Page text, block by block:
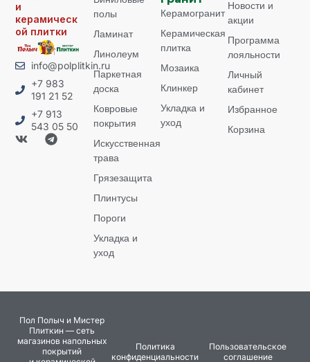
и
керамическ
ой плитки
info@polplitkin.ru
+7 983
191 21 52
+7 913
543 05 50
полы
Ламинат
Линолеум
Паркетная
доска
Ковровые
покрытия
Искусственная
трава
Грязезащита
Плинтусы
Пороги
Укладка и
уход
Керамогранит
Керамическая
плитка
Мозаика
Клинкер
Укладка и
уход
Новости и
акции
Программа
лояльности
Личный
кабинет
Избранное
Корзина
Пол Полыч и Мистер
Плиткин — сеть
магазинов напольных
покрытий
Политика
конфиденциальности
Пользовательское
соглашение